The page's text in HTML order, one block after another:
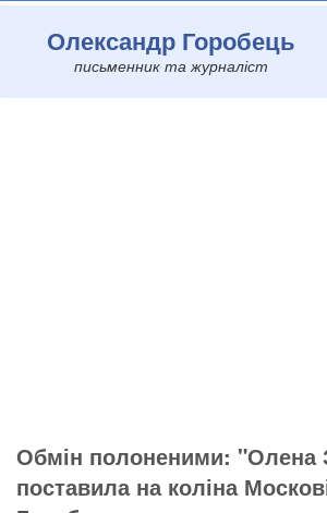
Олександр Горобець
письменник та журналіст
Обмін полоненими: "Олена
поставила на коліна